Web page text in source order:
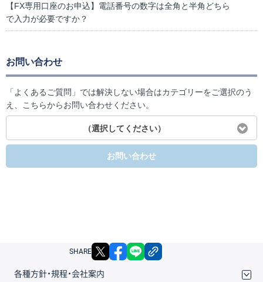
【FX専用口座のお申込】電話番号の数字は全角と半角どちら
で入力が必要ですか？
お問い合わせ
「よくあるご質問」では解決しない場合はカテゴリーをご選択のう
え、こちらからお問い合わせください。
（選択してください）
お問い合わせ
SHARE X facebook
各種方針・規程・会社案内